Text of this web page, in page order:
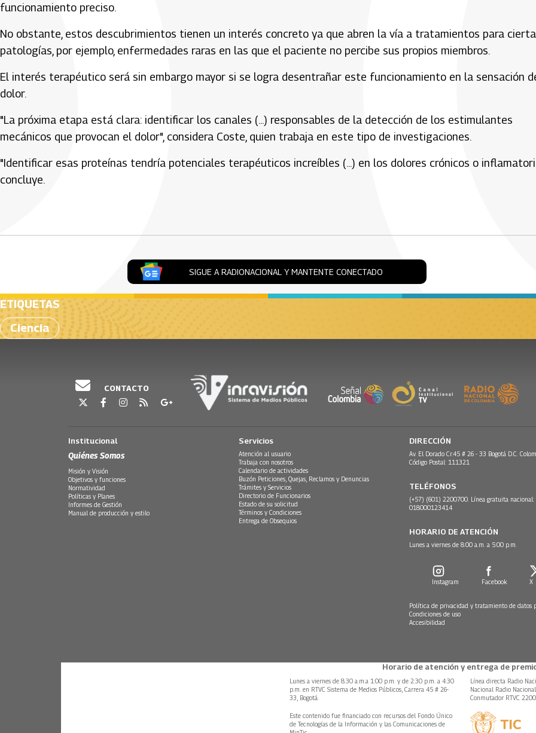
funcionamiento preciso.
No obstante, estos descubrimientos tienen un interés concreto ya que abren la vía a tratamientos para
patologías, por ejemplo, enfermedades raras en las que el paciente no percibe sus propios miembros.
El interés terapéutico será sin embargo mayor si se logra desentrañar este funcionamiento en la sensación
dolor.
"La próxima etapa está clara: identificar los canales (...) responsables de la detección de los estimulantes
mecánicos que provocan el dolor", considera Coste, quien trabaja en este tipo de investigaciones.
"Identificar esas proteínas tendría potenciales terapéuticos increíbles (...) en los dolores crónicos o
concluye.
SIGUE A RADIONACIONAL Y MANTENTE CONECTADO
ETIQUETAS
Ciencia
CONTACTO
Institucional
Quiénes Somos
Misión y Visión
Objetivos y funciones
Normatividad
Políticas y Planes
Informes de Gestión
Manual de producción y estilo
Servicios
Atención al usuario
Trabaja con nosotros
Calendario de actividades
Buzón Peticiones, Quejas, Reclamos y Denuncias
Trámites y Servicios
Directorio de Funcionarios
Estado de su solicitud
Términos y Condiciones
Entrega de Obsequios
DIRECCIÓN
Av. El Dorado Cr.45 # 26 - 33 Bogotá D.C.
Código Postal: 111321
TELÉFONOS
(+57) (601) 2200700. Línea gratuita nacional:
018000123414
HORARIO DE ATENCIÓN
Lunes a viernes de 8:00 a.m. a 5:00 p.m.
Instagram Facebook X
Política de privacidad y tratamiento de datos
Condiciones de uso
Accesibilidad
Horario de atención y entrega de
Lunes a viernes de 8:30 a.m.a 1:00 p.m. y de 2:30 p.m. a 4:30
p.m. en RTVC Sistema de Medios Públicos, Carrera 45 # 26-
33, Bogotá.
Línea directa Radio
Nacional Radio
Conmutador RTVC
Este contenido fue financiado con recursos del Fondo Único
de Tecnologías de la Información y las Comunicaciones de